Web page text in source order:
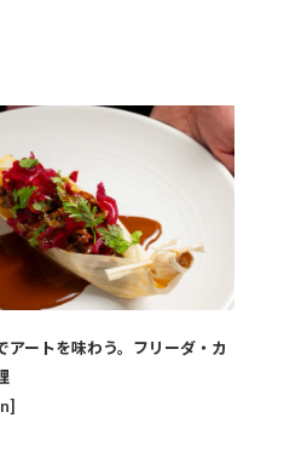
アートを味わう。フリーダ・カ